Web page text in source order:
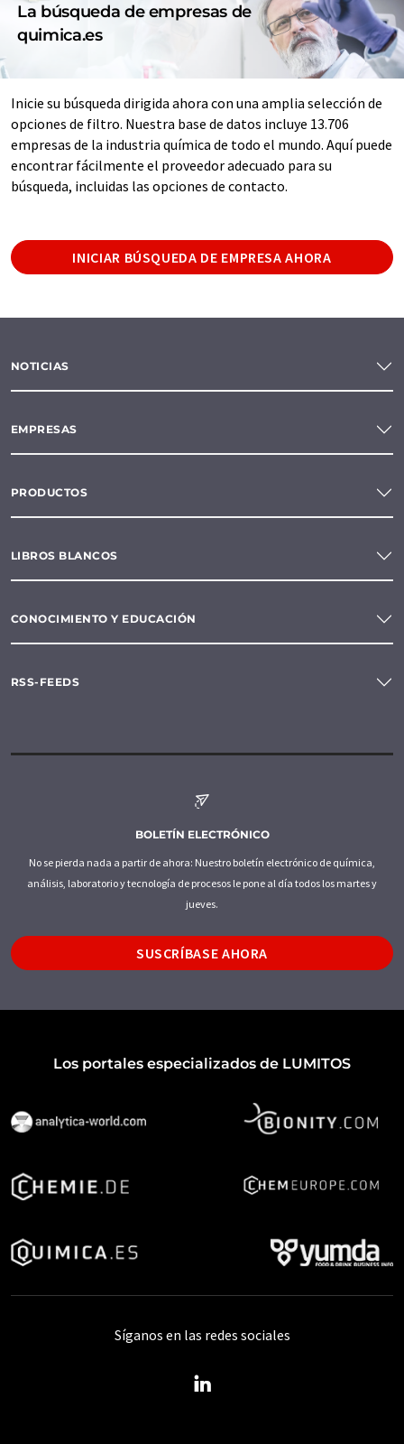
La búsqueda de empresas de
quimica.es
Inicie su búsqueda dirigida ahora con una amplia selección de
opciones de filtro. Nuestra base de datos incluye 13.706
empresas de la industria química de todo el mundo. Aquí puede
encontrar fácilmente el proveedor adecuado para su
búsqueda, incluidas las opciones de contacto.
INICIAR BÚSQUEDA DE EMPRESA AHORA
NOTICIAS
EMPRESAS
PRODUCTOS
LIBROS BLANCOS
CONOCIMIENTO Y EDUCACIÓN
RSS-FEEDS
BOLETÍN ELECTRÓNICO
No se pierda nada a partir de ahora: Nuestro boletín electrónico de química,
análisis, laboratorio y tecnología de procesos le pone al día todos los martes y
jueves.
SUSCRÍBASE AHORA
Los portales especializados de LUMITOS
Síganos en las redes sociales